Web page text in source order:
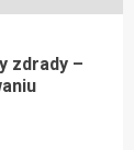
zdrady –